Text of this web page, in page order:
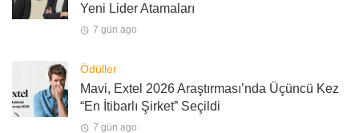
Yeni Lider Atamaları
7 gün ago
Ödüller
Mavi, Extel 2026 Araştırması’nda Üçüncü Kez
“En İtibarlı Şirket” Seçildi
7 gün ago